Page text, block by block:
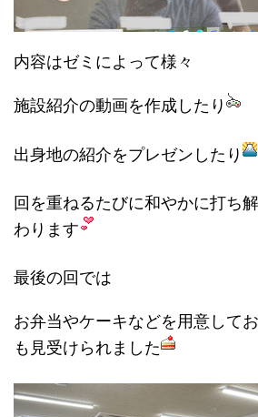
内容はゼミによって様々
施設紹介の動画を作成したり
出身地の紹介をプレゼンしたり
回を重ねるたびに和やかに打ち
わります
最後の回では
お弁当やケーキなどを用意して
も見受けられました